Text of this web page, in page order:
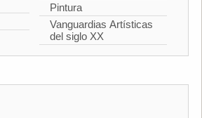
Pintura
Vanguardias Artísticas
del siglo XX